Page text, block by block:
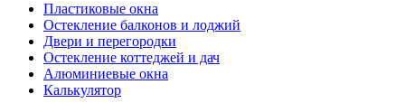
Пластиковые окна
Остекление балконов и лоджий
Двери и перегородки
Остекление коттеджей и дач
Алюминиевые окна
Калькулятор